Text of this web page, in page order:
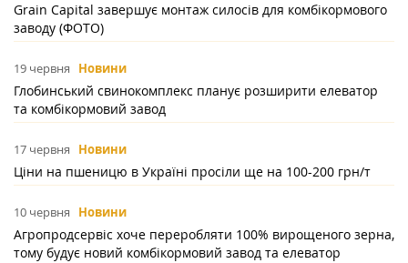
Grain Capital завершує монтаж силосів для комбікормового
заводу (ФОТО)
19 червня Новини
Глобинський свинокомплекс планує розширити елеватор
та комбікормовий завод
17 червня Новини
Ціни на пшеницю в Україні просіли ще на 100-200 грн/т
10 червня Новини
Агропродсервіс хоче переробляти 100% вирощеного зерна,
тому будує новий комбікормовий завод та елеватор